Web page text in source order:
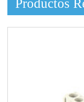
Productos